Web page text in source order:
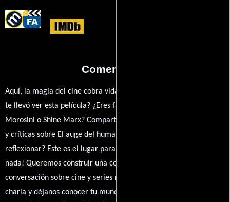
Comentarios
Aquí, la magia del cine cobra vida a través de tus opiniones. ¿Qué
te llevó ver esta película? ¿Eres fan de Eduardo Williams, Sergio
Morosini o Shine Marx? Comparte tus pensamientos, emociones
y críticas sobre El auge del humano. ¿Te hizo reír, llorar o
reflexionar? Este es el lugar para expresarlo. ¡No te guardes
nada! Queremos construir una comunidad apasionada donde la
conversación sobre cine y series nunca se detenga. Únete a la
charla y déjanos conocer tu mundo cinematográfico. ¡Los